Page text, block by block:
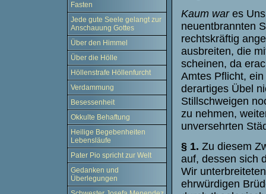
Fasten
Jede gute Seele gelangt zur
Anschauung Gottes
Über den Himmel
Über die Hölle
Höllenstrafe Höllenfurcht
Verdammung
Besessenheit
Okkulte Behaftung
Heilige Begebenheiten
Lebensläufe
Pater Pio spricht zur Welt
Gedanken und
Überlegungen
Kaum wares Uns
neuentbrannten
rechtskräftig
ausbreiten, die
scheinen, da
Amtes Pflicht,
derartiges Übel
Stillschweigen
zu nehmen,
unversehrten
§ 1. Zu diesem
auf, dessen sich
Wir
ehrwürdigen